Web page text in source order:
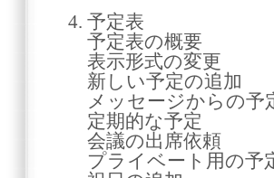
4. 予定表
予定表の概要
表示形式の変更
新しい予定の追加
メッセージからの予
定期的な予定
会議の出席依頼
プライベート用の予